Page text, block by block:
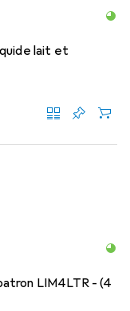
lait et
LIM4LTR - (4